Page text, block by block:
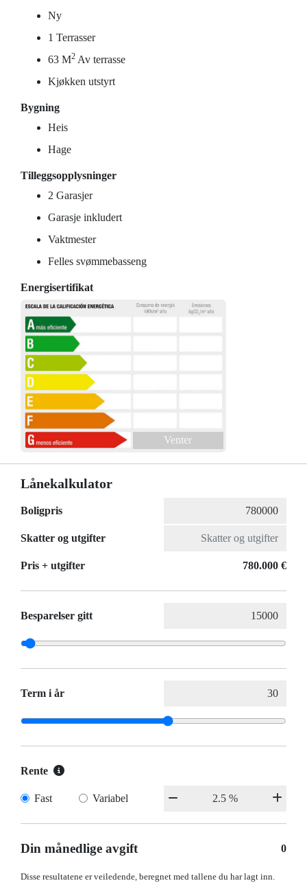
Ny
1 Terrasser
63 M2 Av terrasse
Kjøkken utstyrt
Bygning
Heis
Hage
Tilleggsopplysninger
2 Garasjer
Garasje inkludert
Vaktmester
Felles svømmebasseng
Energisertifikat
Venter
Lånekalkulator
Boligpris
Skatter og utgifter
Pris + utgifter 780.000 €
Besparelser gitt
Term i år
Rente
Fast Variabel
Din månedlige avgift 0
Disse resultatene er veiledende, beregnet med tallene du har lagt inn.